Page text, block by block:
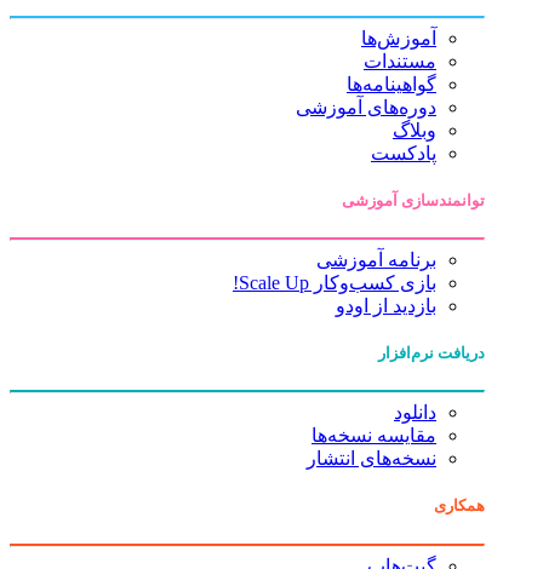
آموزش‌ها
مستندات
گواهینامه‌ها
دوره‌های آموزشی
وبلاگ
پادکست
توانمندسازی آموزشی
برنامه آموزشی
بازی کسب‌وکار Scale Up!
بازدید از اودو
دریافت نرم‌افزار
دانلود
مقایسه نسخه‌ها
نسخه‌های انتشار
همکاری